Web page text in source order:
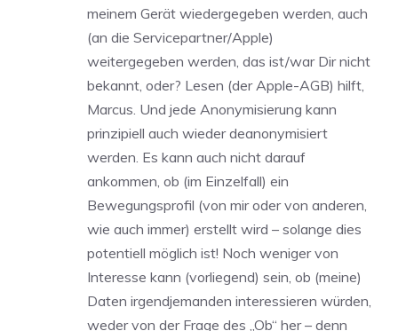
meinem Gerät wiedergegeben werden, auch
(an die Servicepartner/Apple)
weitergegeben werden, das ist/war Dir nicht
bekannt, oder? Lesen (der Apple-AGB) hilft,
Marcus. Und jede Anonymisierung kann
prinzipiell auch wieder deanonymisiert
werden. Es kann auch nicht darauf
ankommen, ob (im Einzelfall) ein
Bewegungsprofil (von mir oder von anderen,
wie auch immer) erstellt wird – solange dies
potentiell möglich ist! Noch weniger von
Interesse kann (vorliegend) sein, ob (meine)
Daten irgendjemanden interessieren würden,
weder von der Frage des „Ob“ her – denn